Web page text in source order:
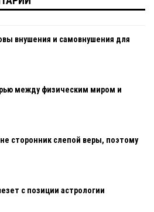
внушения и самовнушения для
между физическим миром и
сторонник слепой веры, поэтому
с позиции астрологии